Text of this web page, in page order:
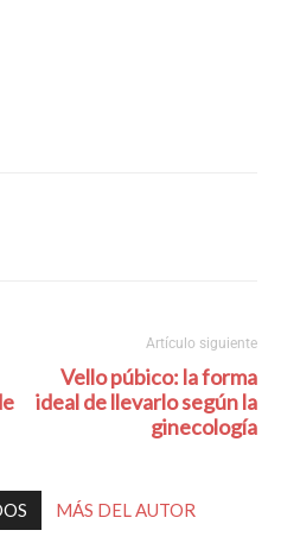
Artículo siguiente
Vello púbico: la forma
ideal de llevarlo según la
ginecología
MÁS DEL AUTOR